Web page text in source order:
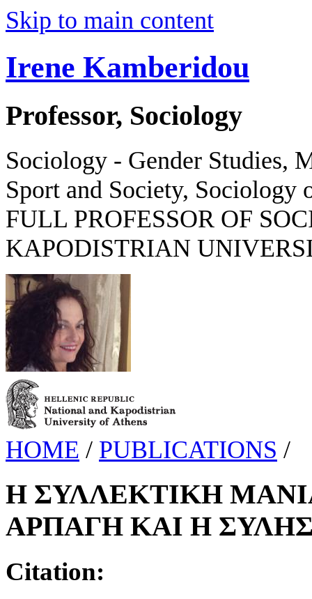
Skip to main content
Irene Kamberidou
Professor, Sociology
Sociology - Gender Studies,
Sport and Society,
FULL PROFESSOR OF
KAPODISTRIAN
HOME / PUBLICATIONS /
Η ΣΥΛΛΕΚΤΙΚΗ
ΑΡΠΑΓΗ ΚΑΙ Η
Citation: